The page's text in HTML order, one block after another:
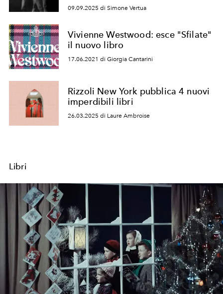
09.09.2025 di Simone Vertua
Vivienne Westwood: esce "Sfilate"
il nuovo libro
17.06.2021 di Giorgia Cantarini
Rizzoli New York pubblica 4 nuovi
imperdibili libri
26.03.2025 di Laure Ambroise
Libri